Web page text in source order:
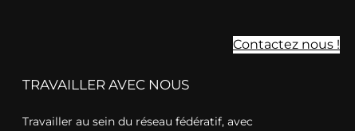
Contactez nous !
TRAVAILLER AVEC NOUS
Travailler au sein du réseau fédératif, avec